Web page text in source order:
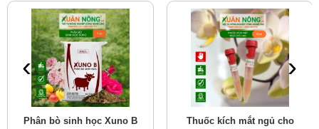
Phân bò sinh học Xuno B
Thuốc kích mắt ngủ cho
‹ ›